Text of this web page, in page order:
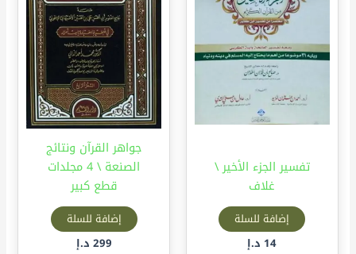
تفسير الجزء الأخير \
غلاف
إضافة للسلة
14 د.إ
جواهر القرآن ونتائج
الصنعة \ 4 مجلدات
قطع كبير
إضافة للسلة
299 د.إ